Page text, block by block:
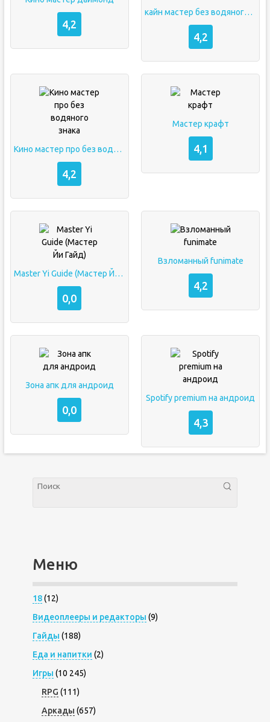
4,2
кайн мастер без водяного знака
4,2
Кино мастер про без водяного знака
4,2
Мастер крафт
4,1
Master Yi Guide (Мастер Йи Гайд)
0,0
Взломанный funimate
4,2
Зона апк для андроид
0,0
Spotify premium на андроид
4,3
Меню
18(12)
Видеоплееры и редакторы (9)
Гайды (188)
Еда и напитки (2)
Игры (10 245)
RPG (111)
Аркады (657)